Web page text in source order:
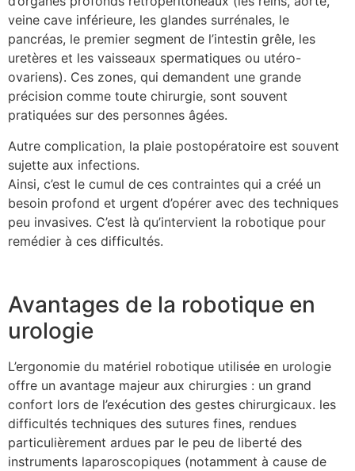
veine cave inférieure, les glandes surrénales, le
pancréas, le premier segment de l’intestin grêle, les
uretères et les vaisseaux spermatiques ou utéro-
ovariens). Ces zones, qui demandent une grande
précision comme toute chirurgie, sont souvent
pratiquées sur des personnes âgées.
Autre complication, la plaie postopératoire est souvent
sujette aux infections.
Ainsi, c’est le cumul de ces contraintes qui a créé un
besoin profond et urgent d’opérer avec des techniques
peu invasives. C’est là qu’intervient la robotique pour
remédier à ces difficultés.
Avantages de la robotique en
urologie
L’ergonomie du matériel robotique utilisée en urologie
offre un avantage majeur aux chirurgies : un grand
confort lors de l’exécution des gestes chirurgicaux. les
difficultés techniques des sutures fines, rendues
particulièrement ardues par le peu de liberté des
instruments laparoscopiques (notamment à cause de